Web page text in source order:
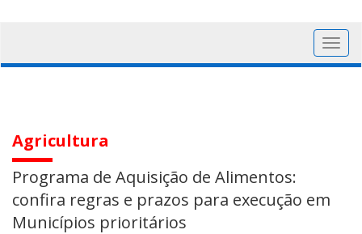
Agricultura
Programa de Aquisição de Alimentos:
confira regras e prazos para execução em
Municípios prioritários